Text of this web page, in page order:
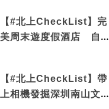
【#北上CheckList】完
美周末遊度假酒店 自帶
【#北上CheckList】帶
上相機發掘深圳南山文藝